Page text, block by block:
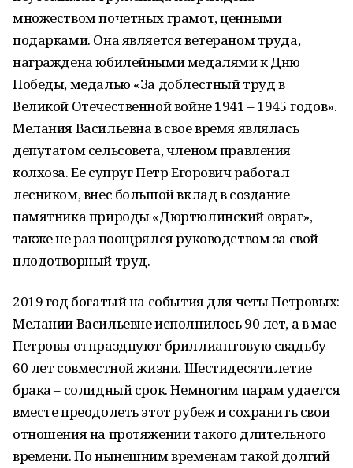
множеством почетных грамот, ценными
подарками. Она является ветераном труда,
награждена юбилейными медалями к Дню
Победы, медалью «За доблестный труд в
Великой Отечественной войне 1941 – 1945 годов».
Мелания Васильевна в свое время являлась
депутатом сельсовета, членом правления
колхоза. Ее супруг Петр Егорович работал
лесником, внес большой вклад в создание
памятника природы «Дюртюлинский овраг»,
также не раз поощрялся руководством за свой
плодотворный труд.
2019 год богатый на события для четы Петровых:
Мелании Васильевне исполнилось 90 лет, а в мае
Петровы отпразднуют бриллиантовую свадьбу –
60 лет совместной жизни. Шестидесятилетие
брака – солидный срок. Немногим парам удается
вместе преодолеть этот рубеж и сохранить свои
отношения на протяжении такого длительного
времени. По нынешним временам такой долгий